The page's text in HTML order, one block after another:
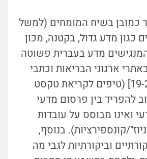
כמובן בשיח המומחים (למשל
כגון מדע גדול, בקטנה, מכון
המנגישים מדע בעברית פשוטה
באתרי ארגוני הבריאות וכתבי
העת השונים [19-23] (טיפים לקריאת טקסט
. חשוב להפריד בין פרסום מדעי
ואינו מבוסס על עובדות
קונספירציות). בנוסף,
וביקורתיות לגבי מה